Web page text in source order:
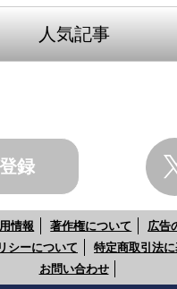
人気記事
録
情報 著作権について
広告
シーについて
特定商取引法
お問い合わせ